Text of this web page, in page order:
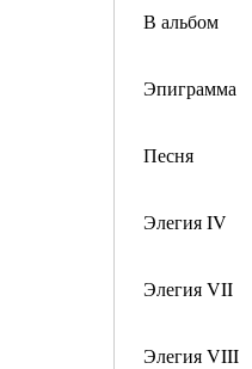
В альбом
Эпиграмма
Песня
Элегия IV
Элегия VII
Элегия VIII